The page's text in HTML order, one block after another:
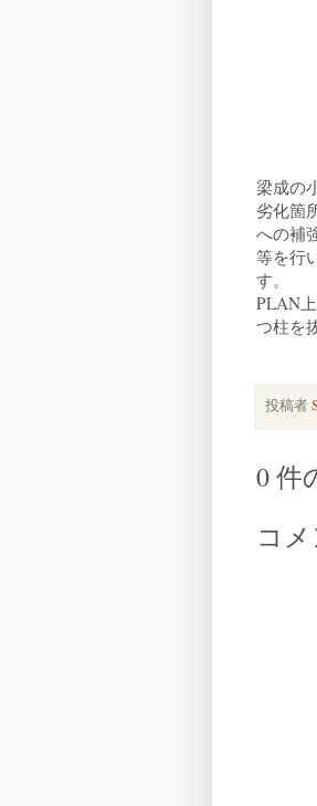
梁成の
劣化箇
への補
等を行
す。
PLAN
つ柱を
投稿者
0 件
コ